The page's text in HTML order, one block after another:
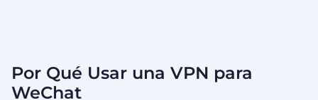
Por Qué Usar una VPN para
WeChat